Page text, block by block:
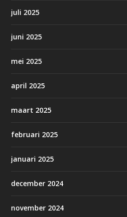
juli 2025
juni 2025
mei 2025
april 2025
maart 2025
februari 2025
januari 2025
december 2024
november 2024